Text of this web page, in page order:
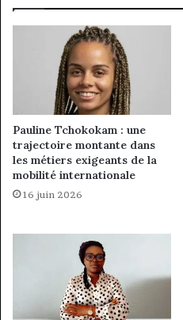
Pauline Tchokokam : une
trajectoire montante dans
les métiers exigeants de la
mobilité internationale
16 juin 2026